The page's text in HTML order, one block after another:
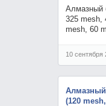
Алмазный
325 mesh,
mesh, 60
10 сентября
Алмазный
(120